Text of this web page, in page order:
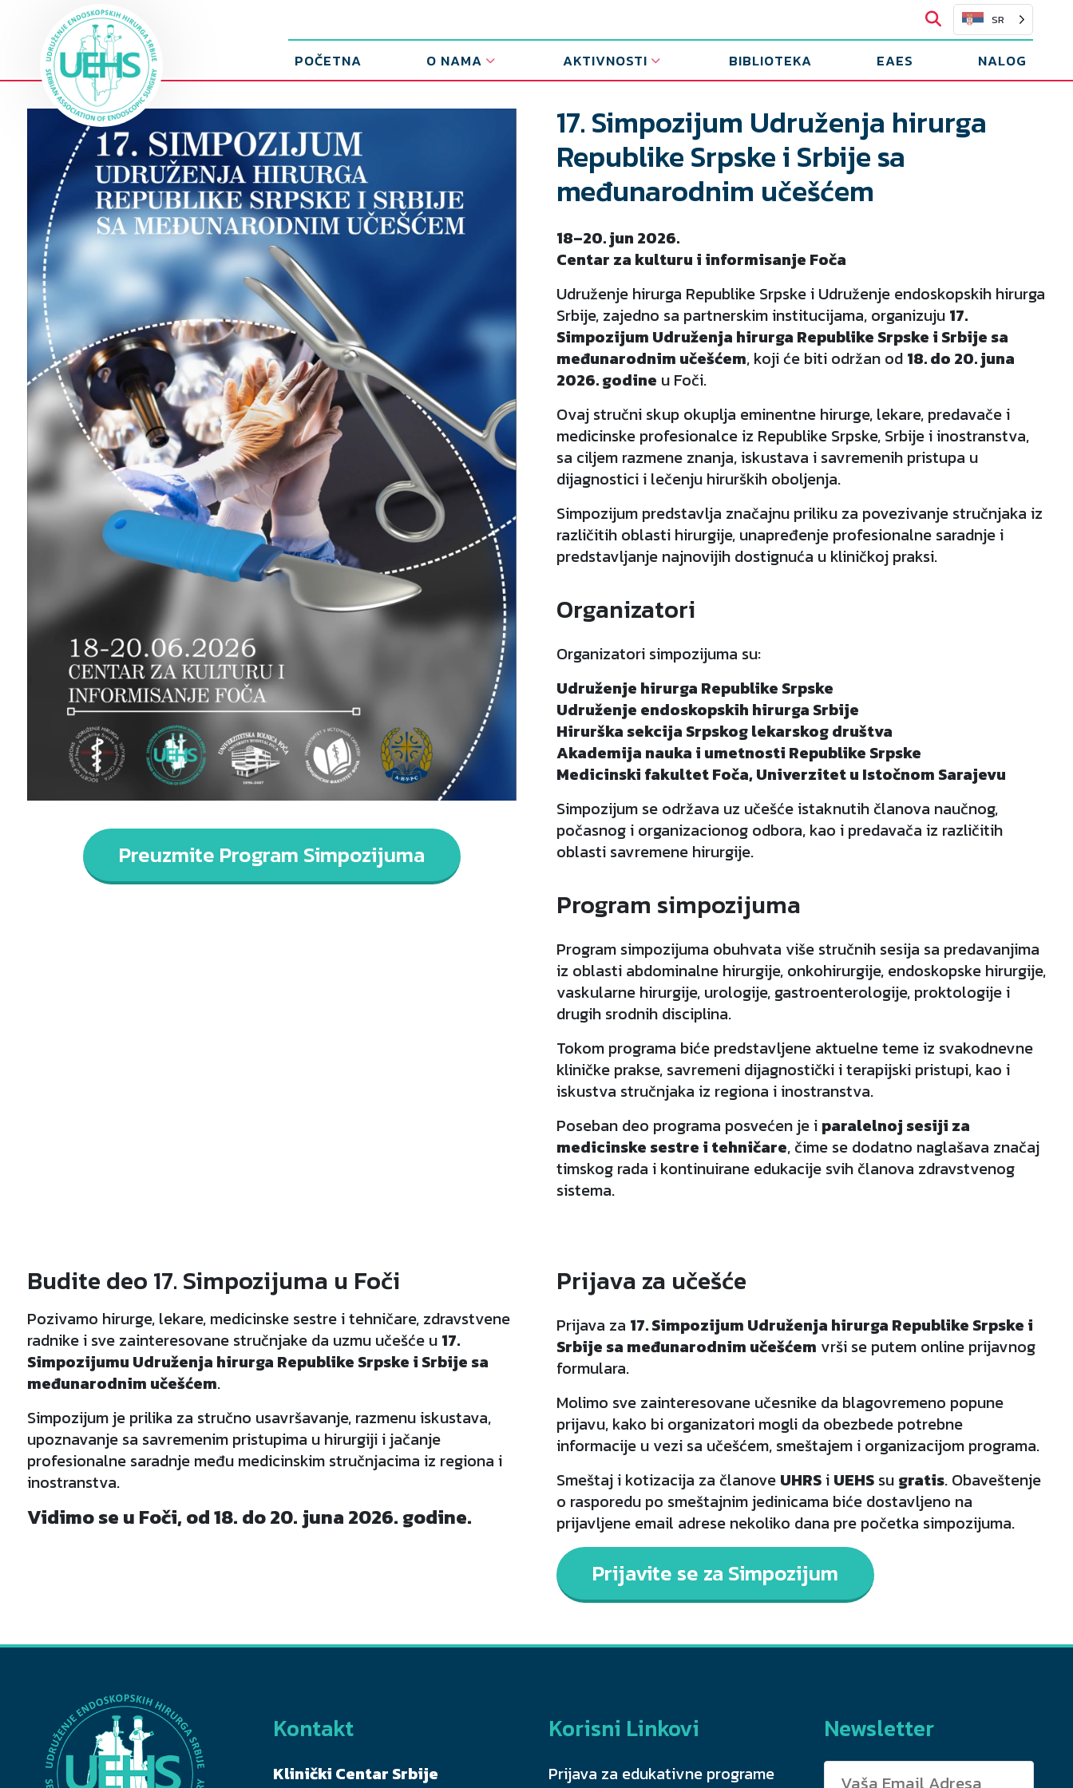
SR
POČETNA O NAMA AKTIVNOSTI BIBLIOTEKA EAES NALOG
Preuzmite Program Simpozijuma
17. Simpozijum Udruženja hirurga
Republike Srpske i Srbije sa
međunarodnim učešćem
18–20. jun 2026.
Centar za kulturu i informisanje Foča
Udruženje hirurga Republike Srpske i Udruženje endoskopskih hirurga
Srbije, zajedno sa partnerskim institucijama, organizuju 17.
Simpozijum Udruženja hirurga Republike Srpske i Srbije sa
međunarodnim učešćem, koji će biti održan od 18. do 20. juna
2026. godine u Foči.
Ovaj stručni skup okuplja eminentne hirurge, lekare, predavače i
medicinske profesionalce iz Republike Srpske, Srbije i inostranstva,
sa ciljem razmene znanja, iskustava i savremenih pristupa u
dijagnostici i lečenju hirurških oboljenja.
Simpozijum predstavlja značajnu priliku za povezivanje stručnjaka iz
različitih oblasti hirurgije, unapređenje profesionalne saradnje i
predstavljanje najnovijih dostignuća u kliničkoj praksi.
Organizatori
Organizatori simpozijuma su:
Udruženje hirurga Republike Srpske
Udruženje endoskopskih hirurga Srbije
Hirurška sekcija Srpskog lekarskog društva
Akademija nauka i umetnosti Republike Srpske
Medicinski fakultet Foča, Univerzitet u Istočnom Sarajevu
Simpozijum se održava uz učešće istaknutih članova naučnog,
počasnog i organizacionog odbora, kao i predavača iz različitih
oblasti savremene hirurgije.
Program simpozijuma
Program simpozijuma obuhvata više stručnih sesija sa predavanjima
iz oblasti abdominalne hirurgije, onkohirurgije, endoskopske hirurgije,
vaskularne hirurgije, urologije, gastroenterologije, proktologije i
drugih srodnih disciplina.
Tokom programa biće predstavljene aktuelne teme iz svakodnevne
kliničke prakse, savremeni dijagnostički i terapijski pristupi, kao i
iskustva stručnjaka iz regiona i inostranstva.
Poseban deo programa posvećen je i paralelnoj sesiji za
medicinske sestre i tehničare, čime se dodatno naglašava značaj
timskog rada i kontinuirane edukacije svih članova zdravstvenog
sistema.
Budite deo 17. Simpozijuma u Foči
Pozivamo hirurge, lekare, medicinske sestre i tehničare, zdravstvene
radnike i sve zainteresovane stručnjake da uzmu učešće u 17.
Simpozijumu Udruženja hirurga Republike Srpske i Srbije sa
međunarodnim učešćem.
Simpozijum je prilika za stručno usavršavanje, razmenu iskustava,
upoznavanje sa savremenim pristupima u hirurgiji i jačanje
profesionalne saradnje među medicinskim stručnjacima iz regiona i
inostranstva.
Vidimo se u Foči, od 18. do 20. juna 2026. godine.
Prijava za učešće
Prijava za 17. Simpozijum Udruženja hirurga Republike Srpske i
Srbije sa međunarodnim učešćem vrši se putem online prijavnog
formulara.
Molimo sve zainteresovane učesnike da blagovremeno popune
prijavu, kako bi organizatori mogli da obezbede potrebne
informacije u vezi sa učešćem, smeštajem i organizacijom programa.
Smeštaj i kotizacija za članove UHRSi UEHSsu gratis. Obaveštenje
o rasporedu po smeštajnim jedinicama biće dostavljeno na
prijavljene email adrese nekoliko dana pre početka simpozijuma.
Prijavite se za Simpozijum
Kontakt
Klinički Centar Srbije
Korisni Linkovi
Prijava za edukativne programe
Newsletter